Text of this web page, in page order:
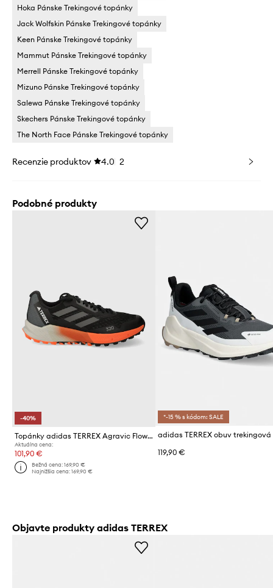
Hoka Pánske Trekingové topánky
Jack Wolfskin Pánske Trekingové topánky
Keen Pánske Trekingové topánky
Mammut Pánske Trekingové topánky
Merrell Pánske Trekingové topánky
Mizuno Pánske Trekingové topánky
Salewa Pánske Trekingové topánky
Skechers Pánske Trekingové topánky
The North Face Pánske Trekingové topánky
Recenzie produktov 4.0 2
Podobné produkty
-40%
Topánky adidas TERREX Agravic Flow 2
Aktuálna cena:
101,90 €
Bežná cena:169,90 €
Najnižšia cena:169,90 €
*-15 % s kódom: SALE
119,90 €
Objavte produkty adidas TERREX